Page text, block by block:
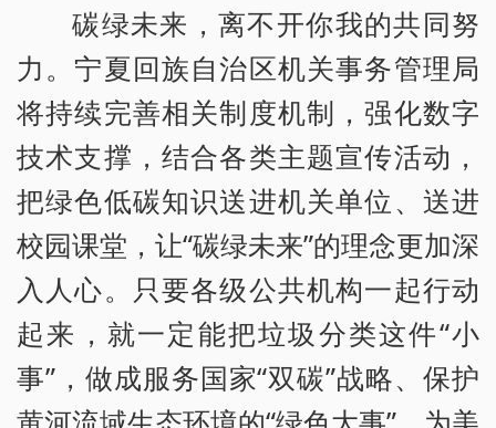
碳绿未来，离不开你我的共同努
力。宁夏回族自治区机关事务管理局
将持续完善相关制度机制，强化数字
技术支撑，结合各类主题宣传活动，
把绿色低碳知识送进机关单位、送进
校园课堂，让“碳绿未来”的理念更加深
入人心。只要各级公共机构一起行动
起来，就一定能把垃圾分类这件“小
事”，做成服务国家“双碳”战略、保护